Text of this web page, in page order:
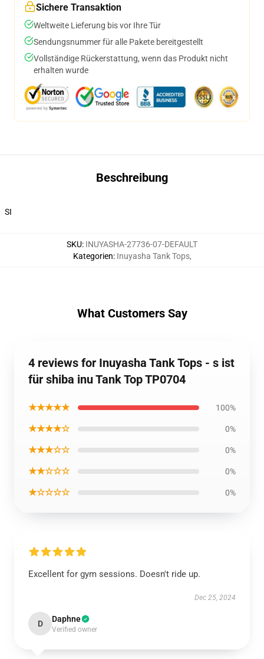
Sichere Transaktion
Weltweite Lieferung bis vor Ihre Tür
Sendungsnummer für alle Pakete bereitgestellt
Vollständige Rückerstattung, wenn das Produkt nicht
erhalten wurde
Beschreibung
SI
SKU: INUYASHA-27736-07-DEFAULT
Kategorien: Inuyasha Tank Tops,
What Customers Say
4 reviews for Inuyasha Tank Tops - s ist
für shiba inu Tank Top TP0704
★★★★★ 100%
★★★★☆ 0%
★★★☆☆ 0%
★★☆☆☆ 0%
★☆☆☆☆ 0%
Excellent for gym sessions. Doesn't ride up.
Dec 25, 2024
D Daphne
Verified owner